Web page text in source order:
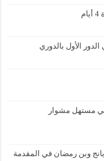
الأول بالدوري
مستهل مشوار